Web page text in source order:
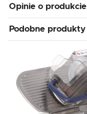
Opinie o produkcie
Podobne produkty